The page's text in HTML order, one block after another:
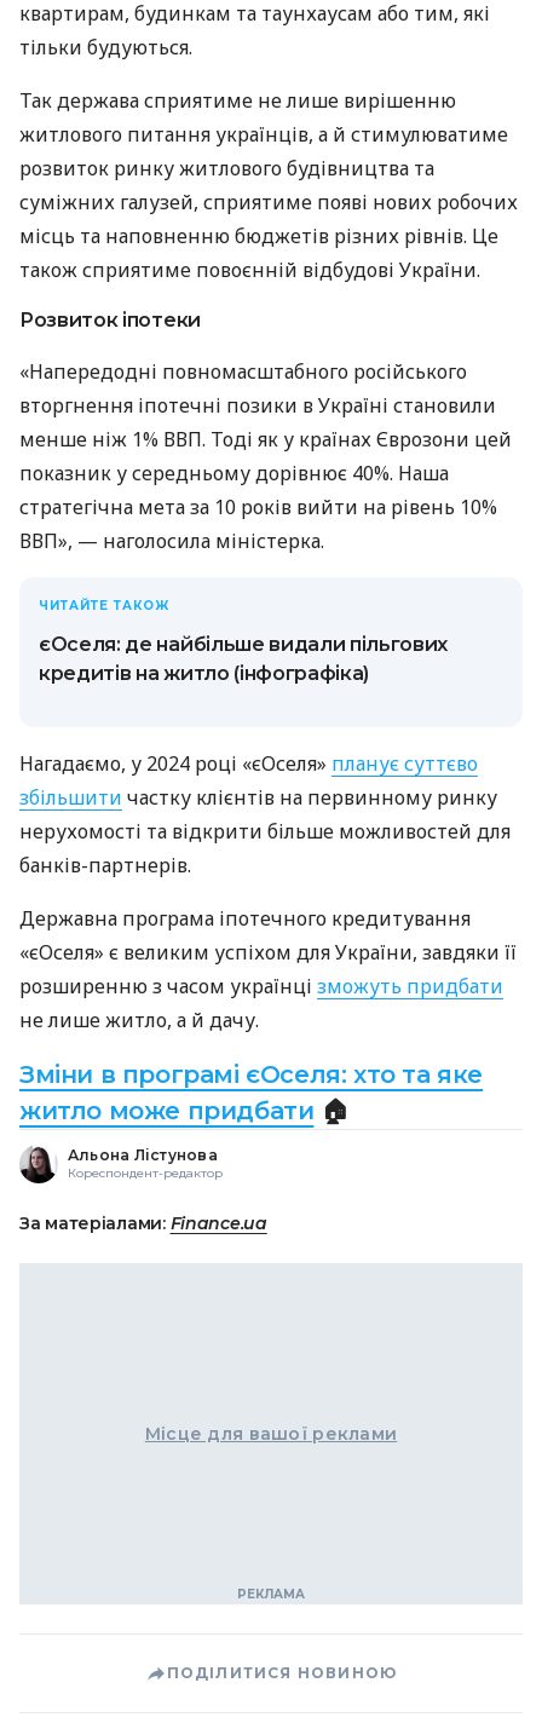
квартирам, будинкам та таунхаусам або тим, які
тільки будуються.
Так держава сприятиме не лише вирішенню
житлового питання українців, а й стимулюватиме
розвиток ринку житлового будівництва та
суміжних галузей, сприятиме появі нових робочих
місць та наповненню бюджетів різних рівнів. Це
також сприятиме повоєнній відбудові України.
Розвиток іпотеки
«Напередодні повномасштабного російського
вторгнення іпотечні позики в Україні становили
менше ніж 1% ВВП. Тоді як у країнах Єврозони цей
показник у середньому дорівнює 40%. Наша
стратегічна мета за 10 років вийти на рівень 10%
ВВП», — наголосила міністерка.
ЧИТАЙТЕ ТАКОЖ
єОселя: де найбільше видали пільгових
кредитів на житло (інфографіка)
Нагадаємо, у 2024 році «єОселя» планує суттєво
збільшити частку клієнтів на первинному ринку
нерухомості та відкрити більше можливостей для
банків-партнерів.
Державна програма іпотечного кредитування
«єОселя» є великим успіхом для України, завдяки її
розширенню з часом українці зможуть придбати
не лише житло, а й дачу.
Зміни в програмі єОселя: хто та яке
житло може придбати 🏠
Альона Лістунова
Кореспондент-редактор
За матеріалами: Finance.ua
Місце для вашої реклами
ПОДІЛИТИСЯ НОВИНОЮ